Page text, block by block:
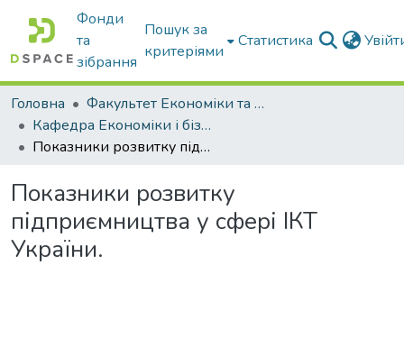
Фонди
та
зібрання
Пошук за
критеріями
Статистика
Головна
Факультет Економіки та бізнесу
Кафедра Економіки і бізнесу
Показники розвитку підприємництва у сфері ІКТ України.
Показники розвитку
підприємництва у сфері ІКТ
України.